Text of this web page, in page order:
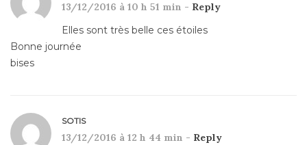
13/12/2016 à 10 h 51 min - Reply
Elles sont très belle ces étoiles
Bonne journée
bises
SOTIS
13/12/2016 à 12 h 44 min - Reply